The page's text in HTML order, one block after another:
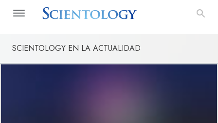
SCIENTOLOGY EN LA ACTUALIDAD